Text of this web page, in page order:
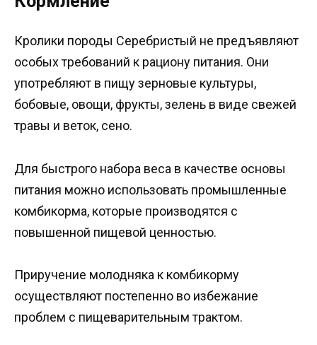
Кролики породы Серебристый не предъявляют
особых требований к рациону питания. Они
употребляют в пищу зерновые культуры,
бобовые, овощи, фрукты, зелень в виде свежей
травы и веток, сено.
Для быстрого набора веса в качестве основы
питания можно использовать промышленные
комбикорма, которые производятся с
повышенной пищевой ценностью.
Приручение молодняка к комбикорму
осуществляют постепенно во избежание
проблем с пищеварительным трактом.